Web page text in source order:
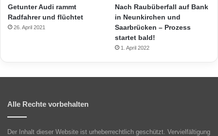
Getunter Audi rammt
Radfahrer und flüchtet
26. April 2021
Nach Raubüberfall auf Bank
in Neunkirchen und
Saarbrücken – Prozess
startet bald!
1. April 2022
Alle Rechte vorbehalten
Der Inhalt dieser Website ist urheberrechtlich geschützt. Vervielfältigung